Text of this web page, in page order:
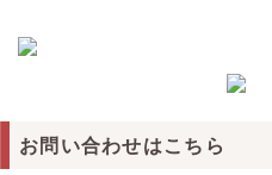
お問い合わせはこちら